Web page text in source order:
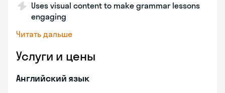
Uses visual content to make grammar lessons
engaging
Читать дальше
Услуги и цены
Английский язык